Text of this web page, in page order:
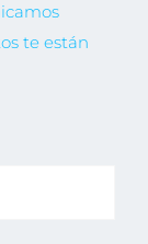
te están